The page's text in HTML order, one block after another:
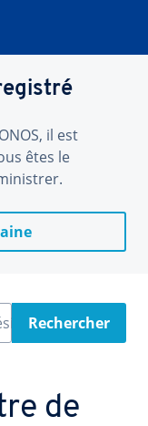
il est
êtes le
Rechercher
de